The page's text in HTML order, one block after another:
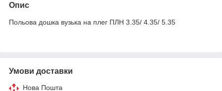
Опис
Польова дошка вузька на плег ПЛН 3.35/ 4.35/ 5.35
Умови доставки
Нова Пошта